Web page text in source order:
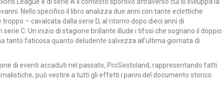
Nello specifico il libro analizza due anni con tante eclettiche
– cavalcata dalla serie D, al ritorno dopo dieci anni di
C. Un inizio di stagione brillante illude i tifosi che sognano il doppio
tanto faticosa quanto deludente salvezza all’ultima giornata di
di eventi accaduti nel passato, ProSestoland, rappresentando fatti
può vestire a tutti gli effetti i panni del documento storico.